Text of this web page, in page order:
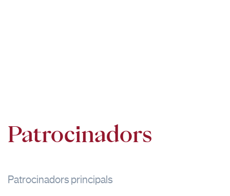
Patrocinadors
Patrocinadors principals